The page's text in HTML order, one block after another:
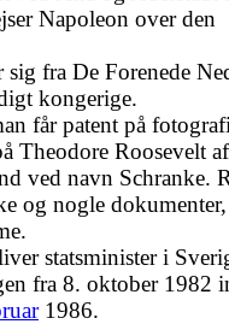
Napoleon over den
fra De Forenede
kongerige.
får patent på
Theodore Roosevelt
ved navn Schranke.
og nogle
statsminister i
fra 8. oktober 1982
1986.